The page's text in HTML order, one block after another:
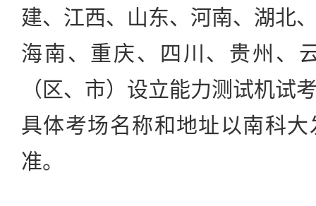
建、江西、山东、河南、湖北
海南、重庆、四川、贵州、
（区、市）设立能力测试机试
具体考场名称和地址以南科
准。